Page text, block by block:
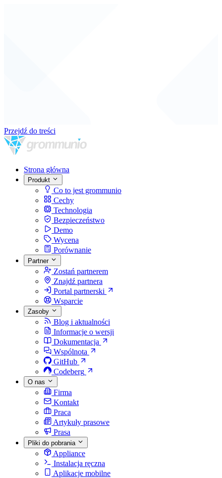
Przejdź do treści
Strona główna
Produkt
Co to jest grommunio
Cechy
Technologia
Bezpieczeństwo
Demo
Wycena
Porównanie
Partner
Zostań partnerem
Znajdź partnera
Portal partnerski
Wsparcie
Zasoby
Blog i aktualności
Informacje o wersji
Dokumentacja
Wspólnota
GitHub
Codeberg
O nas
Firma
Kontakt
Praca
Artykuły prasowe
Prasa
Pliki do pobrania
Appliance
Instalacja ręczna
Aplikacje mobilne